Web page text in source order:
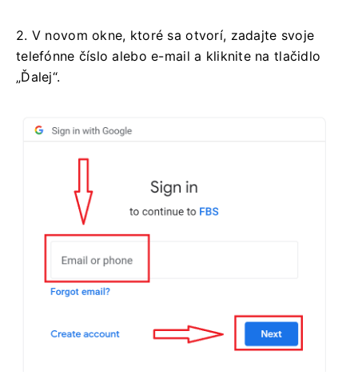
2. V novom okne, ktoré sa otvorí, zadajte svoje
telefónne číslo alebo e-mail a kliknite na tlačidlo
„Ďalej“.